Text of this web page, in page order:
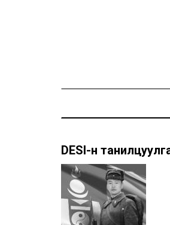
DESI-н